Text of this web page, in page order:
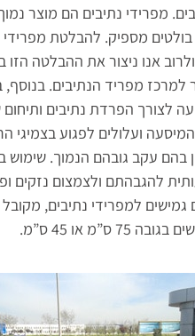
מספיק. להבלטת מפרידי
אנו ניצור את ההבלטה
מפריד הנתיבים. בנוסף,
לצורך הפרדת נתיבים
המיסעה ועלולים לפגוע
בהם עקב גובהם הנמוך. שימוש
להגבהתם ולצמצום נזקים
גמישים למפרידי נתיבים,
ס”מ או 45 ס”מ.